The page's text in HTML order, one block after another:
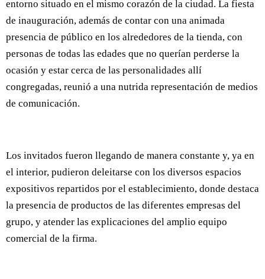
entorno situado en el mismo corazón de la ciudad. La fiesta
de inauguración, además de contar con una animada
presencia de público en los alrededores de la tienda, con
personas de todas las edades que no querían perderse la
ocasión y estar cerca de las personalidades allí
congregadas, reunió a una nutrida representación de medios
de comunicación.
Los invitados fueron llegando de manera constante y, ya en
el interior, pudieron deleitarse con los diversos espacios
expositivos repartidos por el establecimiento, donde destaca
la presencia de productos de las diferentes empresas del
grupo, y atender las explicaciones del amplio equipo
comercial de la firma.